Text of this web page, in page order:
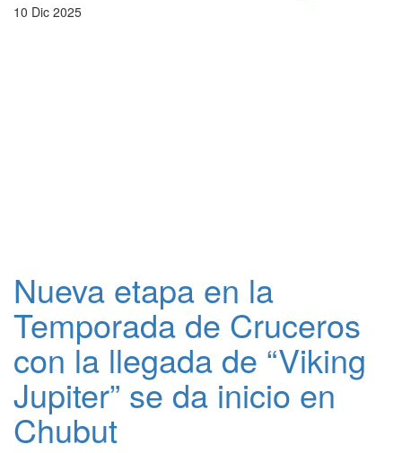
10 Dic 2025
Nueva etapa en la
Temporada de Cruceros
con la llegada de “Viking
Jupiter” se da inicio en
Chubut